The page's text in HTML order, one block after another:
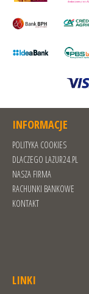
INFORMACJE
POLITYKA COOKIES
DLACZEGO LAZUR24.PL
NASZA FIRMA
RACHUNKI BANKOWE
KONTAKT
LINKI